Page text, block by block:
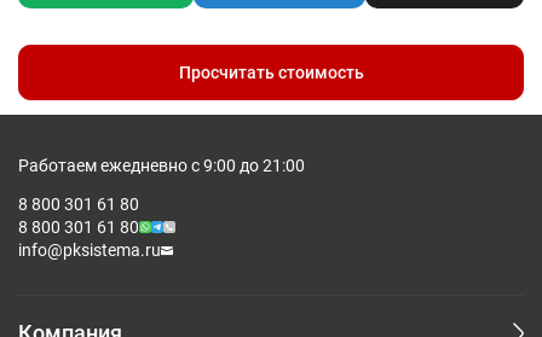
Просчитать стоимость
Работаем ежедневно с 9:00 до 21:00
8 800 301 61 80
8 800 301 61 80
info@pksistema.ru